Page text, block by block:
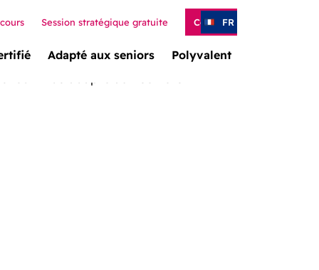
Adapté aux seniors Polyvalent
Session stratégique gratuite ContactFR